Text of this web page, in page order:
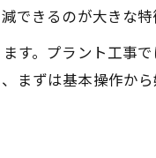
できるのが大きな特
す。プラント工事
まずは基本操作か